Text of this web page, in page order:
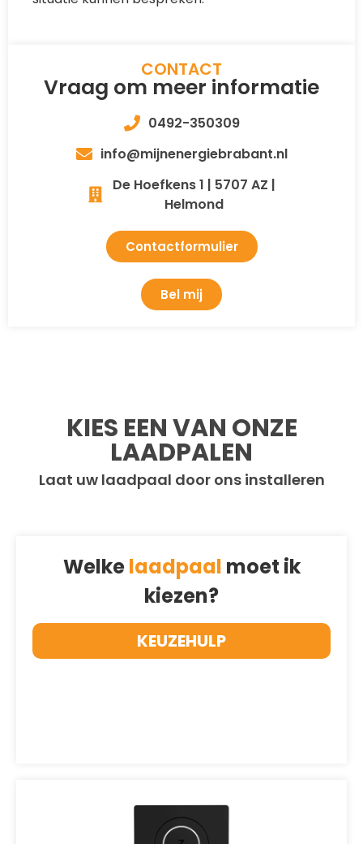
CONTACT
Vraag om meer informatie
0492-350309
info@mijnenergiebrabant.nl
De Hoefkens 1 | 5707 AZ |
Helmond
Contactformulier
Bel mij
KIES EEN VAN ONZE
LAADPALEN
Laat uw laadpaal door ons installeren
Welkelaadpaal moet ik
kiezen?
KEUZEHULP